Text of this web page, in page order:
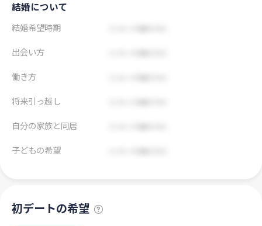
結婚について
結婚希望時期
出会い方
働き方
将来引っ越し
自分の家族と同居
子どもの希望
初デートの希望